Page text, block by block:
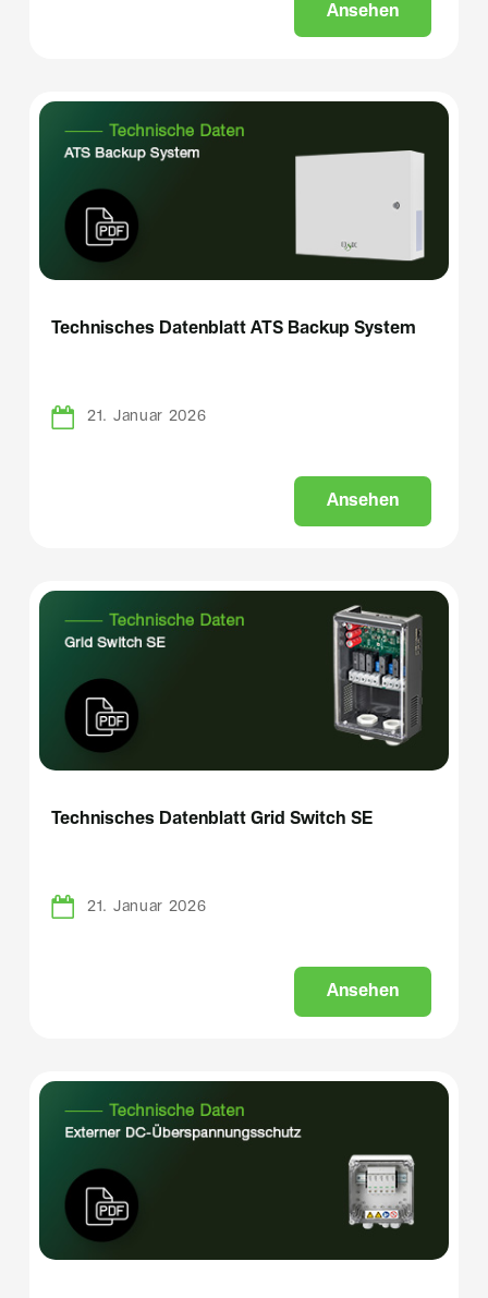
Ansehen
Technisches Datenblatt ATS Backup System
21. Januar 2026
Ansehen
Technisches Datenblatt Grid Switch SE
21. Januar 2026
Ansehen